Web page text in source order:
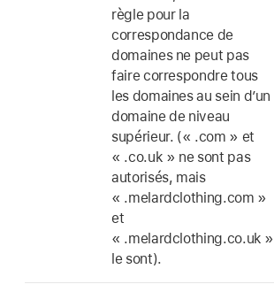
règle pour la
correspondance de
domaines ne peut pas
faire correspondre tous
les domaines au sein d’un
domaine de niveau
supérieur. (« .com » et
« .co.uk » ne sont pas
autorisés, mais
« .melardclothing.com »
et
« .melardclothing.co.uk »
le sont).